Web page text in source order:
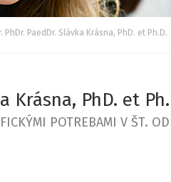
PhDr. PaedDr. Slávka Krásna, PhD. et Ph.D.
Krásna, PhD. et
POTREBAMI V ŠT.